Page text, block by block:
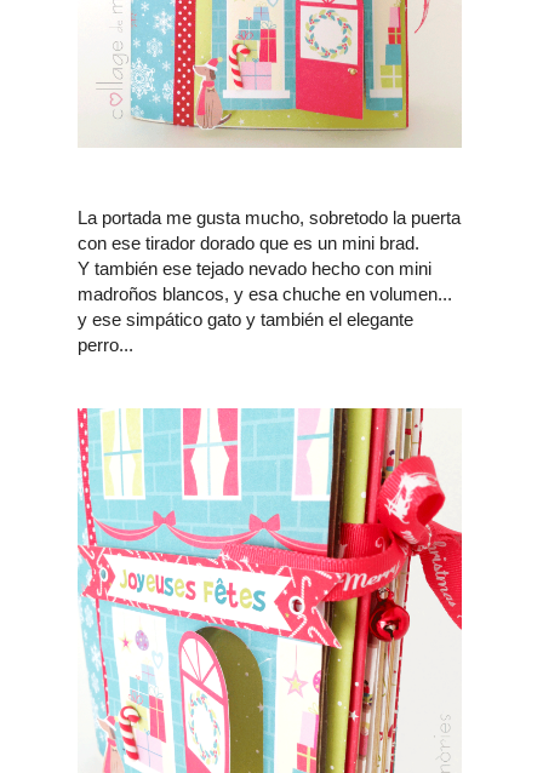
La portada me gusta mucho, sobretodo la puerta
con ese tirador dorado que es un mini brad.
Y también ese tejado nevado hecho con mini
madroños blancos, y esa chuche en volumen...
y ese simpático gato y también el elegante
perro...